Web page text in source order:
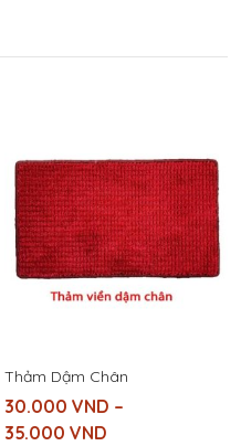
Thảm Dậm Chân
30.000 VND –
35.000 VND